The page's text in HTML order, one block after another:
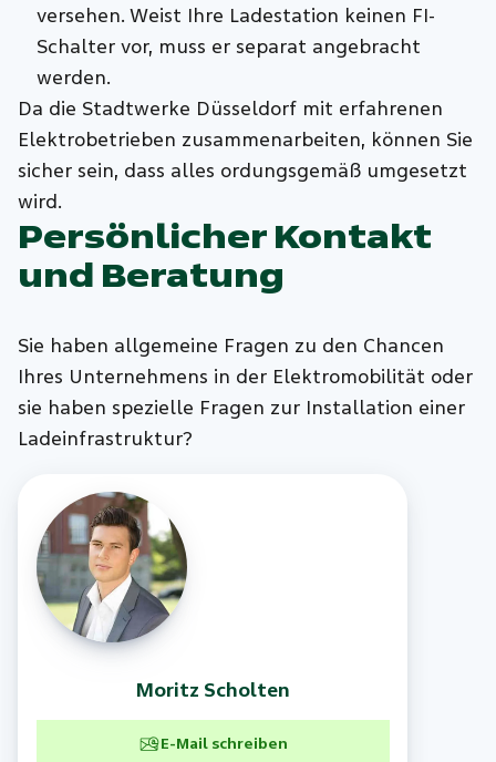
versehen. Weist Ihre Ladestation keinen FI-
Schalter vor, muss er separat angebracht
werden.
Da die Stadtwerke Düsseldorf mit erfahrenen
Elektrobetrieben zusammenarbeiten, können Sie
sicher sein, dass alles ordungsgemäß umgesetzt
wird.
Persönlicher Kontakt
und Beratung
Sie haben allgemeine Fragen zu den Chancen
Ihres Unternehmens in der Elektromobilität oder
sie haben spezielle Fragen zur Installation einer
Ladeinfrastruktur?
Moritz Scholten
E-Mail schreiben